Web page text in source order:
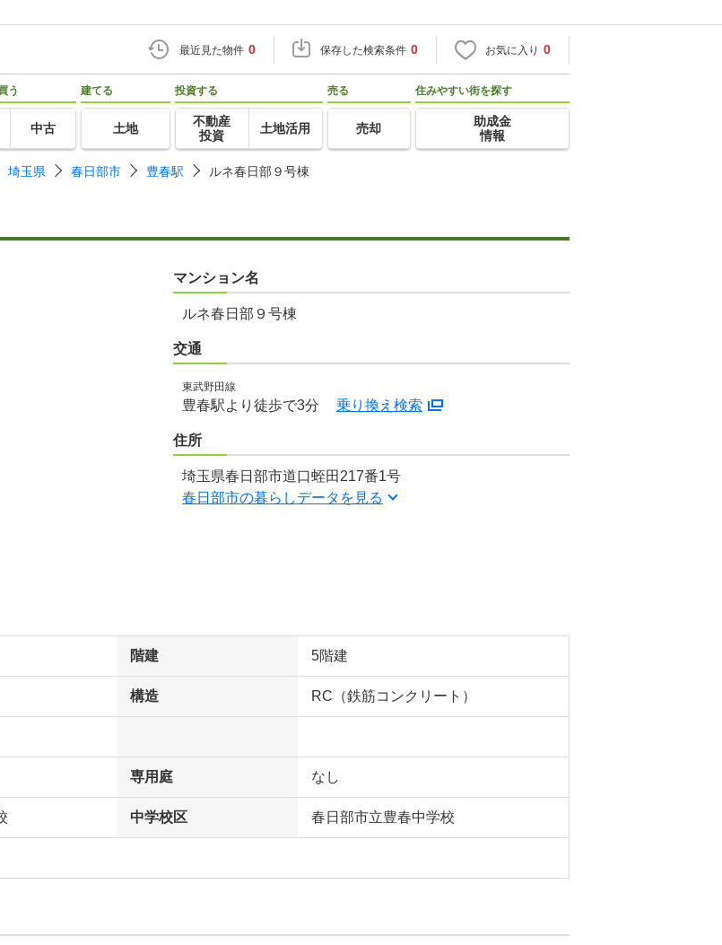
最近見た物件 0 保存した検索条件 0 お気に入り 0
う
中古
建てる
土地
投資する
不動産
投資
土地活用
売る
売却
住みやすい街を探す
助成金
情報
埼玉県 春日部市 豊春駅 ルネ春日部９号棟
マンション名
ルネ春日部９号棟
交通
東武野田線
豊春駅より徒歩で3分 乗り換え検索
住所
埼玉県春日部市道口蛭田217番1号
春日部市の暮らしデータを見る
階建 5階建
構造 RC（鉄筋コンクリート）
専用庭 なし
中学校区 春日部市立豊春中学校